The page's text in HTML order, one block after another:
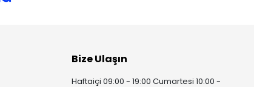
Bize Ulaşın
Haftaiçi 09:00 - 19:00 Cumartesi 10:00 -